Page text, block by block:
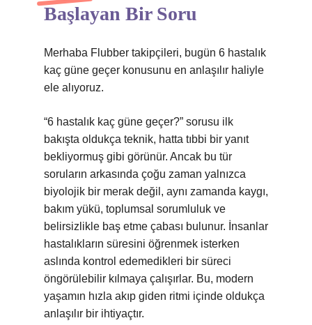
Başlayan Bir Soru
Merhaba Flubber takipçileri, bugün 6 hastalık
kaç güne geçer konusunu en anlaşılır haliyle
ele alıyoruz.
“6 hastalık kaç güne geçer?” sorusu ilk
bakışta oldukça teknik, hatta tıbbi bir yanıt
bekliyormuş gibi görünür. Ancak bu tür
soruların arkasında çoğu zaman yalnızca
biyolojik bir merak değil, aynı zamanda kaygı,
bakım yükü, toplumsal sorumluluk ve
belirsizlikle baş etme çabası bulunur. İnsanlar
hastalıkların süresini öğrenmek isterken
aslında kontrol edemedikleri bir süreci
öngörülebilir kılmaya çalışırlar. Bu, modern
yaşamın hızla akıp giden ritmi içinde oldukça
anlaşılır bir ihtiyaçtır.